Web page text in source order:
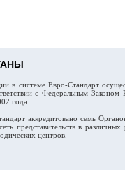
в системе Евро-Стандарт
с Федеральным
года.
аккредитовано семь
представительств в различных
центров.